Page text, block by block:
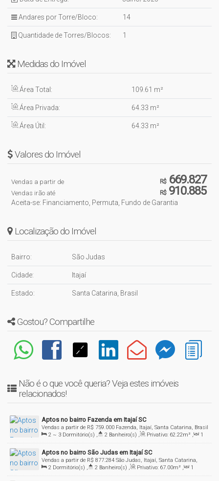
Visite a NS Imóveis em Itajaí e conheça esta e outras
ofertas disponíveis para você!!!
Andares por Torre/Bloco: 14
Quantidade de Torres/Blocos: 1
Medidas do Imóvel
Área Total: 109.61 m²
Área Privada: 64.33 m²
Área Útil: 64.33 m²
Valores do Imóvel
R$669.827
Vendas a partir de
R$910.885
Vendas irão até
Aceita-se: Financiamento, Permuta, Fundo de Garantia
Localização do Imóvel
Bairro: São Judas
Cidade: Itajaí
Estado: Santa Catarina, Brasil
Gostou? Compartilhe
Não é o que você queria? Veja estes imóveis
relacionados!
Aptos no bairro Fazenda em Itajaí SC
R$ 759.000
Vendas a partir de
Fazenda, Itajaí, Santa Catarina, Brasil
2 ~ 3 Dormitório(s) , 2 Banheiro(s) , Privativo: 62.22m² ,
1
Sala(s) , 1 Suíte(s) , 1 Vaga(s) , Útil: 62.22m²
Aptos no bairro São Judas em Itajaí SC
R$ 877.284
Vendas a partir de
São Judas, Itajaí, Santa Catarina,
Brasil
2 Dormitório(s) , 2 Banheiro(s) , Privativo: 67.00m² ,
1
Sala(s) , 1 Suíte(s) , 1 Vaga(s)